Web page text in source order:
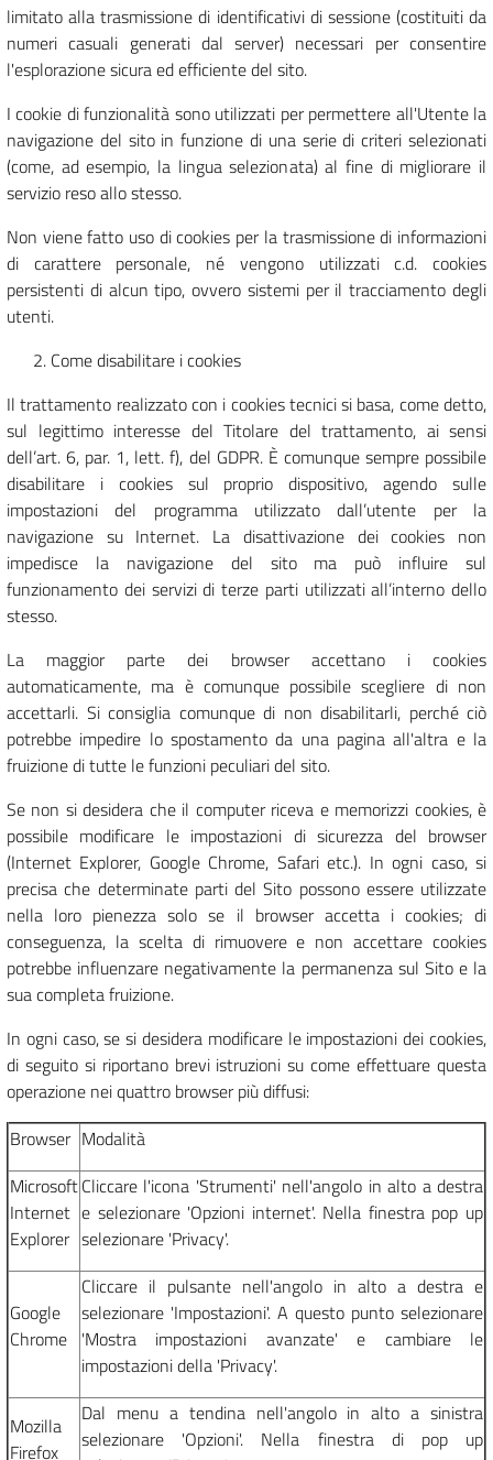
limitato alla trasmissione di identificativi di sessione (costituiti da
numeri casuali generati dal server) necessari per consentire
l'esplorazione sicura ed efficiente del sito.
I cookie di funzionalità sono utilizzati per permettere all'Utente la
navigazione del sito in funzione di una serie di criteri selezionati
(come, ad esempio, la lingua selezionata) al fine di migliorare il
servizio reso allo stesso.
Non viene fatto uso di cookies per la trasmissione di informazioni
di carattere personale, né vengono utilizzati c.d. cookies
persistenti di alcun tipo, ovvero sistemi per il tracciamento degli
utenti.
Come disabilitare i cookies
Il trattamento realizzato con i cookies tecnici si basa, come detto,
sul legittimo interesse del Titolare del trattamento, ai sensi
dell’art. 6, par. 1, lett. f), del GDPR. È comunque sempre possibile
disabilitare i cookies sul proprio dispositivo, agendo sulle
impostazioni del programma utilizzato dall’utente per la
navigazione su Internet. La disattivazione dei cookies non
impedisce la navigazione del sito ma può influire sul
funzionamento dei servizi di terze parti utilizzati all’interno dello
stesso.
La maggior parte dei browser accettano i cookies
automaticamente, ma è comunque possibile scegliere di non
accettarli. Si consiglia comunque di non disabilitarli, perché ciò
potrebbe impedire lo spostamento da una pagina all'altra e la
fruizione di tutte le funzioni peculiari del sito.
Se non si desidera che il computer riceva e memorizzi cookies, è
possibile modificare le impostazioni di sicurezza del browser
(Internet Explorer, Google Chrome, Safari etc.). In ogni caso, si
precisa che determinate parti del Sito possono essere utilizzate
nella loro pienezza solo se il browser accetta i cookies; di
conseguenza, la scelta di rimuovere e non accettare cookies
potrebbe influenzare negativamente la permanenza sul Sito e la
sua completa fruizione.
In ogni caso, se si desidera modificare le impostazioni dei cookies,
di seguito si riportano brevi istruzioni su come effettuare questa
operazione nei quattro browser più diffusi:
Browser Modalità
Microsoft
Internet
Explorer
Cliccare l'icona 'Strumenti' nell'angolo in alto a destra
e selezionare 'Opzioni internet'. Nella finestra pop up
selezionare 'Privacy'.
Google
Chrome
Cliccare il pulsante nell'angolo in alto a destra e
selezionare 'Impostazioni'. A questo punto selezionare
'Mostra impostazioni avanzate' e cambiare le
impostazioni della 'Privacy'.
Mozilla
Firefox
Dal menu a tendina nell'angolo in alto a sinistra
selezionare 'Opzioni'. Nella finestra di pop up